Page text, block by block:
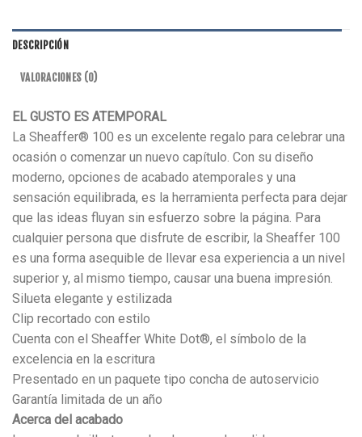
DESCRIPCIÓN
VALORACIONES (0)
EL GUSTO ES ATEMPORAL
La Sheaffer® 100 es un excelente regalo para celebrar una
ocasión o comenzar un nuevo capítulo. Con su diseño
moderno, opciones de acabado atemporales y una
sensación equilibrada, es la herramienta perfecta para dejar
que las ideas fluyan sin esfuerzo sobre la página. Para
cualquier persona que disfrute de escribir, la Sheaffer 100
es una forma asequible de llevar esa experiencia a un nivel
superior y, al mismo tiempo, causar una buena impresión.
Silueta elegante y estilizada
Clip recortado con estilo
Cuenta con el Sheaffer White Dot®, el símbolo de la
excelencia en la escritura
Presentado en un paquete tipo concha de autoservicio
Garantía limitada de un año
Acerca del acabado